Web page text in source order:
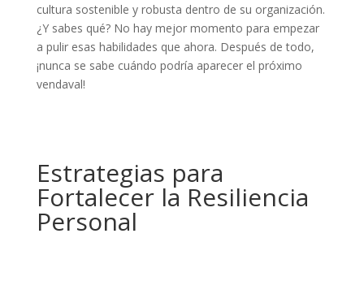
cultura sostenible y robusta dentro de su organización.
¿Y sabes qué? No hay mejor momento para empezar
a pulir esas habilidades que ahora. Después de todo,
¡nunca se sabe cuándo podría aparecer el próximo
vendaval!
Estrategias para
Fortalecer la Resiliencia
Personal